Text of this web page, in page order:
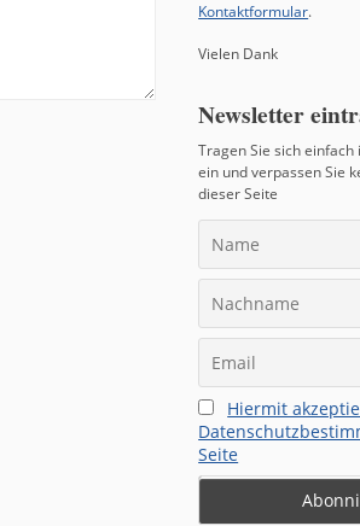
Kontaktformular.
Vielen Dank
Newsletter
Tragen Sie sich
ein und verpassen Sie
dieser Seite
Hiermit
Seite